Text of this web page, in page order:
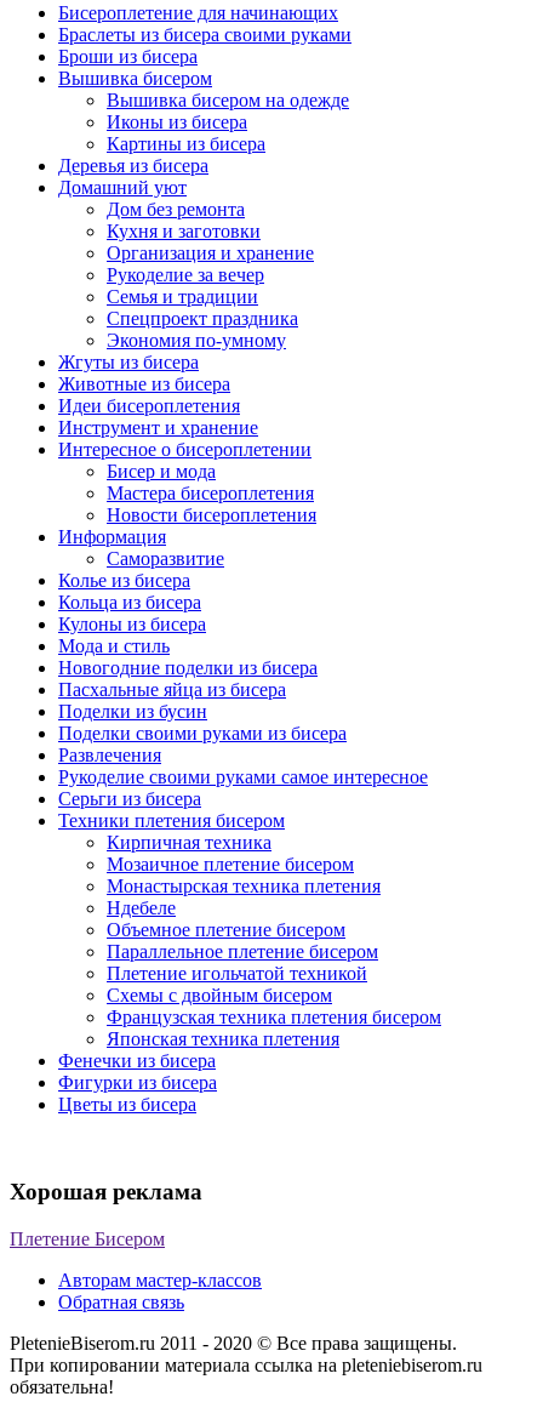
Бисероплетение для начинающих
Браслеты из бисера своими руками
Броши из бисера
Вышивка бисером
Вышивка бисером на одежде
Иконы из бисера
Картины из бисера
Деревья из бисера
Домашний уют
Дом без ремонта
Кухня и заготовки
Организация и хранение
Рукоделие за вечер
Семья и традиции
Спецпроект праздника
Экономия по-умному
Жгуты из бисера
Животные из бисера
Идеи бисероплетения
Инструмент и хранение
Интересное о бисероплетении
Бисер и мода
Мастера бисероплетения
Новости бисероплетения
Информация
Саморазвитие
Колье из бисера
Кольца из бисера
Кулоны из бисера
Мода и стиль
Новогодние поделки из бисера
Пасхальные яйца из бисера
Поделки из бусин
Поделки своими руками из бисера
Развлечения
Рукоделие своими руками самое интересное
Серьги из бисера
Техники плетения бисером
Кирпичная техника
Мозаичное плетение бисером
Монастырская техника плетения
Ндебеле
Объемное плетение бисером
Параллельное плетение бисером
Плетение игольчатой техникой
Схемы с двойным бисером
Французская техника плетения бисером
Японская техника плетения
Фенечки из бисера
Фигурки из бисера
Цветы из бисера
Хорошая реклама
Плетение Бисером
Авторам мастер-классов
Обратная связь
PletenieBiserom.ru 2011 - 2020 © Все права защищены.
При копировании материала ссылка на pleteniebiserom.ru
обязательна!